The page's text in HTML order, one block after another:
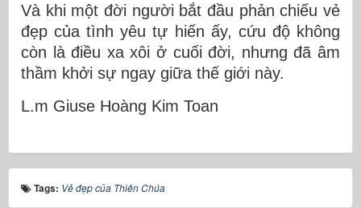
Và khi một đời người bắt đầu phản chiếu vẻ
đẹp của tình yêu tự hiến ấy, cứu độ không
còn là điều xa xôi ở cuối đời, nhưng đã âm
thầm khởi sự ngay giữa thế giới này.
L.m Giuse Hoàng Kim Toan
Tags: Vẻ đẹp của Thiên Chúa